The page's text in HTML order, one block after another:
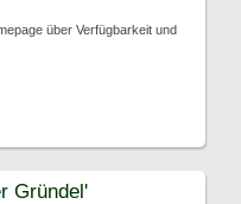
über Verfügbarkeit und
Gründel'